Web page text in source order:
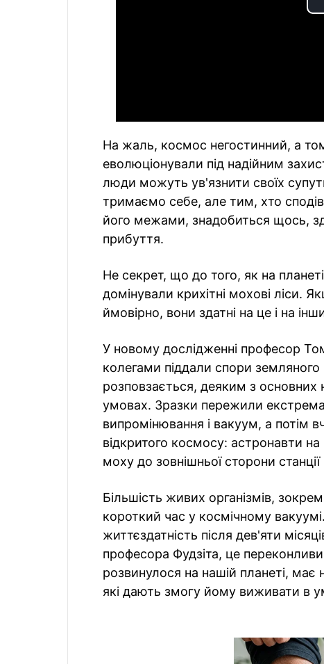
На жаль, космос негостинний, а
еволюціонували під надійним
люди можуть ув'язнити своїх
тримаємо себе, але тим, хто
його межами, знадобиться щось,
прибуття.
Не секрет, що до того, як на
домінували крихітні мохові ліси.
ймовірно, вони здатні на це і на
У новому дослідженні професор
колегами піддали спори
розповзається, деяким з
умовах. Зразки пережили
випромінювання і вакуум, а потім
відкритого космосу: астронавти
моху до зовнішньої сторони
Більшість живих організмів,
короткий час у космічному
життєздатність після дев'яти
професора Фудзіта, це
розвинулося на нашій планеті, має
які дають змогу йому виживати в